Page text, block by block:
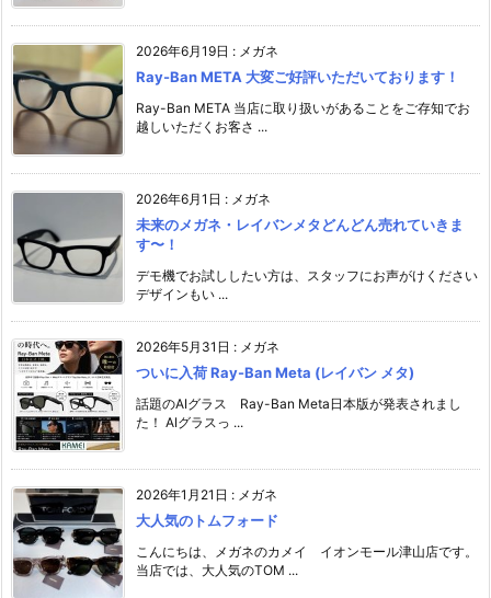
2026年6月19日 : メガネ
Ray-Ban META 大変ご好評いただいております！
Ray-Ban META 当店に取り扱いがあることをご存知でお
越しいただくお客さ ...
2026年6月1日 : メガネ
未来のメガネ・レイバンメタどんどん売れていきま
す〜！
デモ機でお試ししたい方は、スタッフにお声がけください️
デザインもい ...
2026年5月31日 : メガネ
ついに入荷 Ray-Ban Meta (レイバン メタ)
話題のAIグラス Ray-Ban Meta日本版が発表されまし
た！ AIグラスっ ...
2026年1月21日 : メガネ
大人気のトムフォード
こんにちは、メガネのカメイ イオンモール津山店です。
当店では、大人気のTOM ...